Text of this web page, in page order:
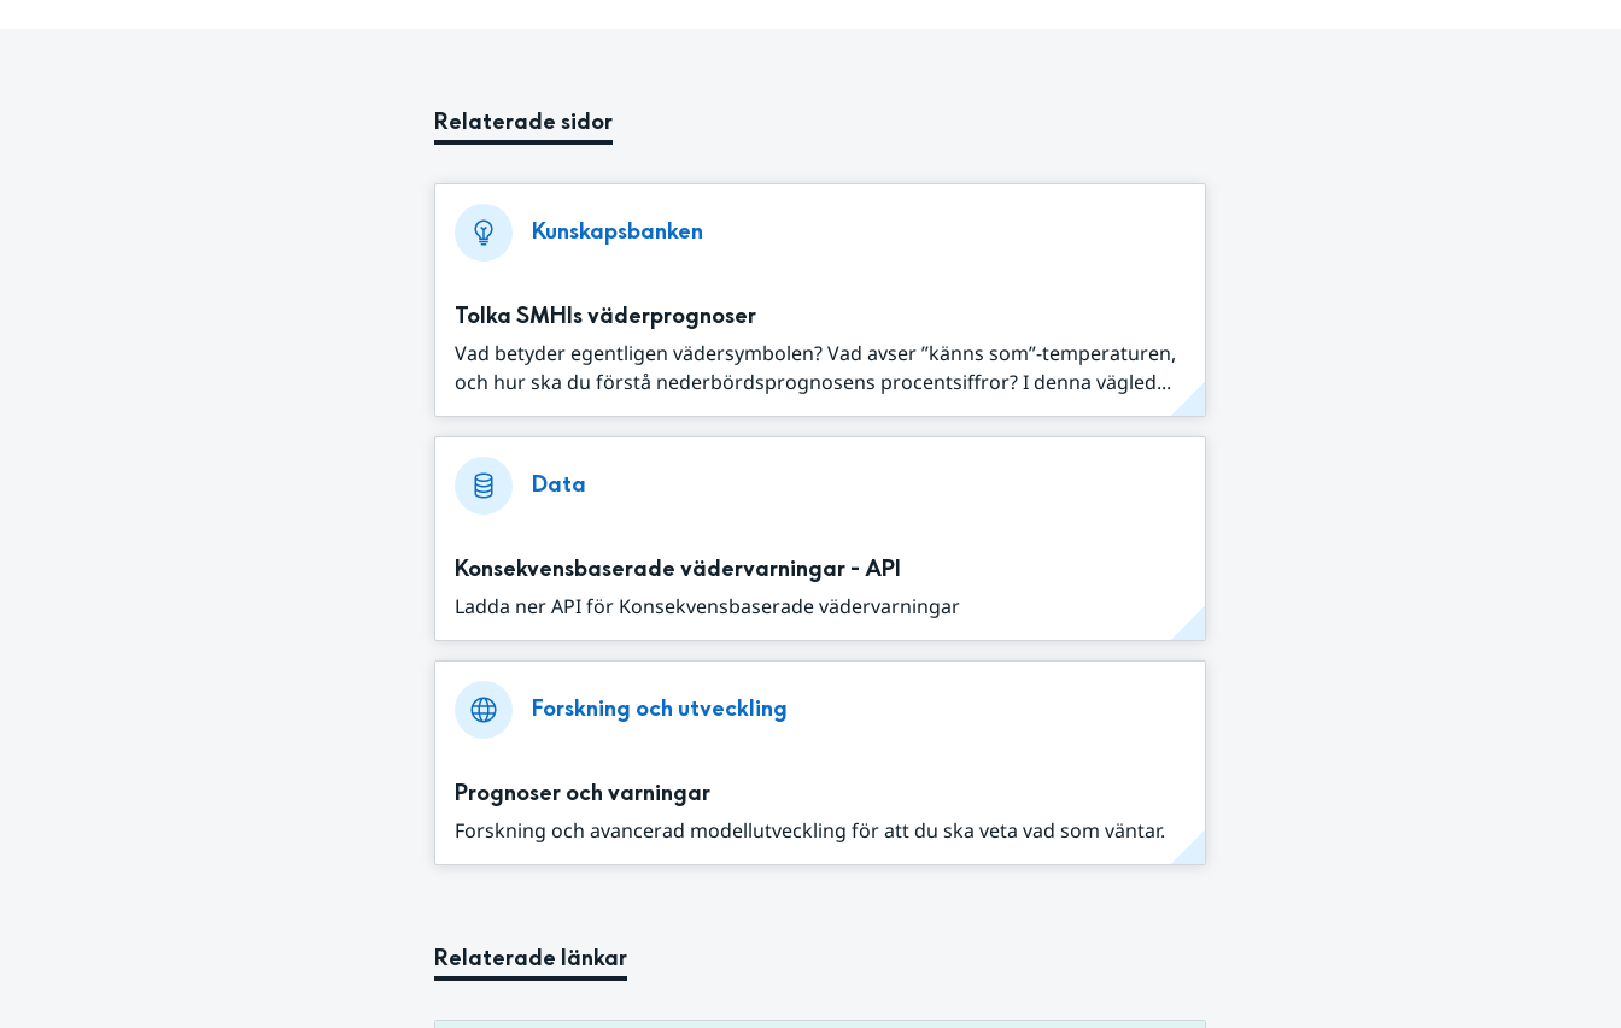
Relaterade sidor
Kunskapsbanken
Tolka SMHIs väderprognoser
Vad betyder egentligen vädersymbolen? Vad avser ”känns som”-temperaturen,
och hur ska du förstå nederbördsprognosens procentsiffror? I denna vägled...
Data
Konsekvensbaserade vädervarningar - API
Ladda ner API för Konsekvensbaserade vädervarningar
Forskning och utveckling
Prognoser och varningar
Forskning och avancerad modellutveckling för att du ska veta vad som väntar.
Relaterade länkar